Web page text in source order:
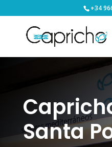
+34
Santa